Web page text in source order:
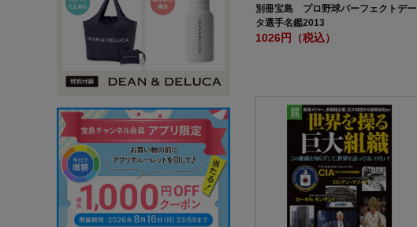
別冊宝島 プロ野球パーフェクトデー
タ選手名鑑2013
1026円（税込）